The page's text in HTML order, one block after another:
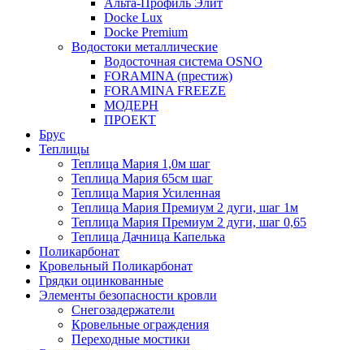
Альта-Профиль Элит
Docke Lux
Docke Premium
Водостоки металлические
Водосточная система OSNO
FORAMINA (престиж)
FORAMINA FREEZE
МОДЕРН
ПРОЕКТ
Брус
Теплицы
Теплица Мария 1,0м шаг
Теплица Мария 65см шаг
Теплица Мария Усиленная
Теплица Мария Премиум 2 дуги, шаг 1м
Теплица Мария Премиум 2 дуги, шаг 0,65
Теплица Дачница Капелька
Поликарбонат
Кровельный Поликарбонат
Грядки оцинкованные
Элементы безопасности кровли
Снегозадержатели
Кровельные ограждения
Переходные мостики